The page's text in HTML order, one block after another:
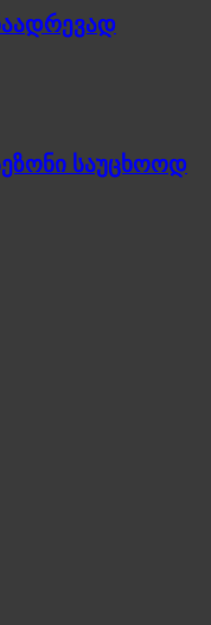
საუცხოოდ